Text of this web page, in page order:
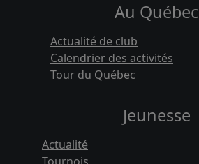
Au Québec
Actualité de club
Calendrier des activités
Tour du Québec
Jeunesse
Actualité